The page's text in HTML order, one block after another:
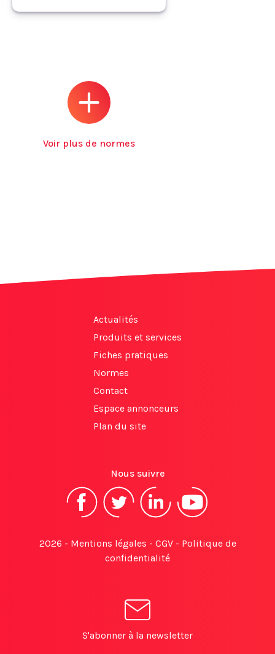
Voir plus de normes
Actualités
Produits et services
Fiches pratiques
Normes
Contact
Espace annonceurs
Plan du site
Nous suivre
2026 - Mentions légales - CGV- Politique de
confidentialité
S'abonner à la newsletter